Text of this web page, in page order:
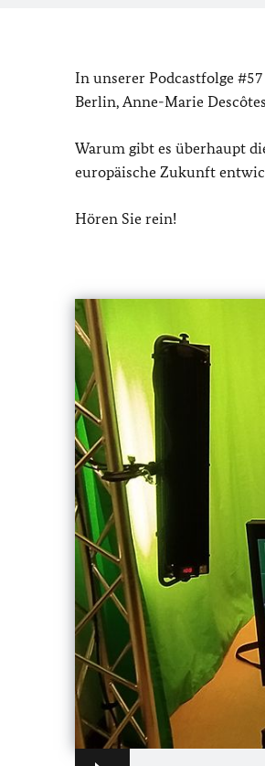
In unserer Podcastfolge
Berlin, Anne-Marie
Warum gibt es überhaupt
europäische Zukunft
Hören Sie rein!